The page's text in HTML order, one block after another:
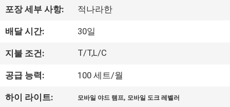
공
장
투
어
포장 세부 사항: 적나라한
배달 시간: 30일
지불 조건: T/T,L/C
공급 능력: 100 세트/월
하이 라이트: 모바일 야드 램프, 모바일 도크 레벨러